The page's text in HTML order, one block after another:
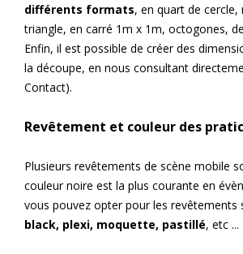
différents formats, en quart de cercle,
triangle, en carré 1m x 1m, octogones,
Enfin, il est possible de créer des
la découpe, en nous consultant
Contact).
Revêtement et couleur des
Plusieurs revêtements de scène mobile
couleur noire est la plus courante en
vous pouvez opter pour les revêtements
black, plexi, moquette, pastillé, etc ...